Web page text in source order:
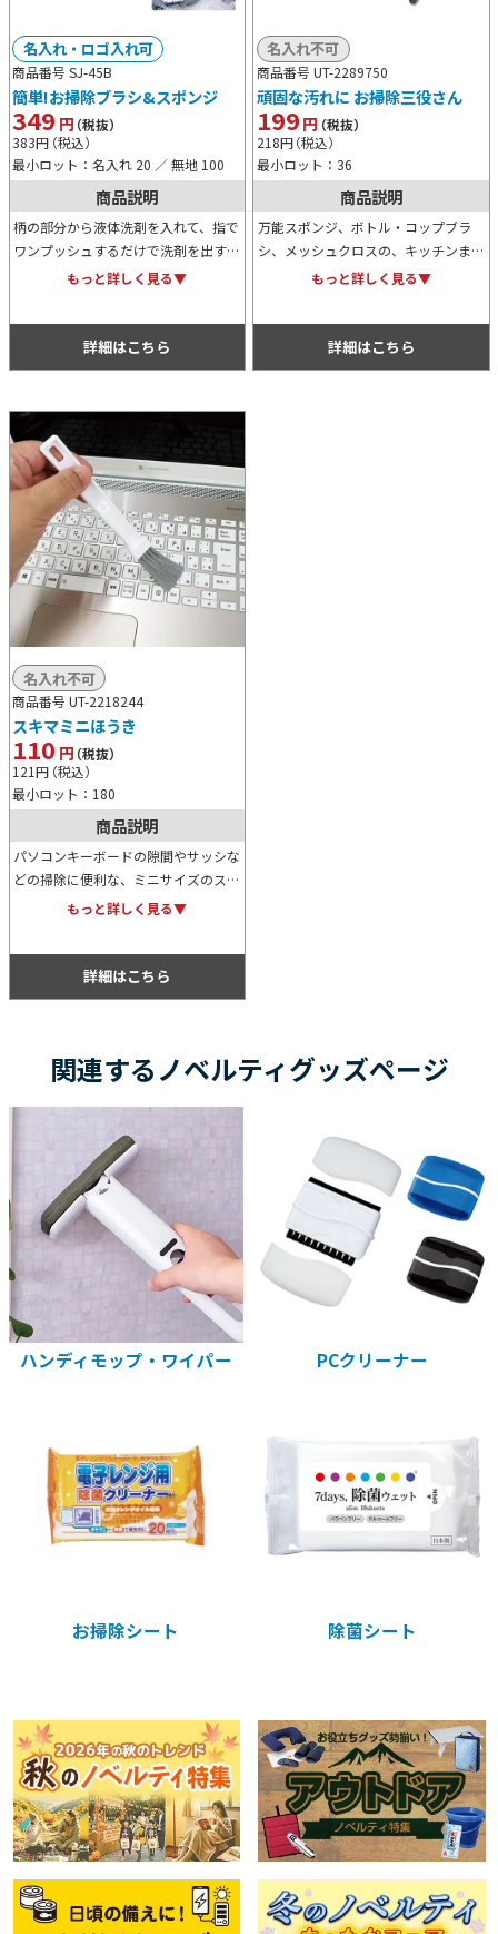
商品番号 SJ-45B
簡単!お掃除ブラシ&スポンジ
349 円（税抜）
383円（税込）
最小ロット：名入れ 20 ／ 無地 100
名入れ・ロゴ入れ可
商品説明
柄の部分から液体洗剤を入れて、指で
ワンプッシュするだけで洗剤を出すこ
とができるため、非常に便利なブラシ
ころの掃除にとっても便利です。
もっと詳しく見る▼
詳細はこちら
商品番号 UT-2289750
頑固な汚れに お掃除三役さん
199円（税抜）
218円（税込）
最小ロット：36
名入れ不可
商品説明
万能スポンジ、ボトル・コップブラ
シ、メッシュクロスの、キッチンまわ
りのお掃除には欠かすことのできな
箱入りのため、ノベルティや特典用に
もっと詳しく見る▼
詳細はこちら
商品番号 UT-2218244
スキマミニほうき
110 円（税抜）
121円（税込）
最小ロット：180
名入れ不可
商品説明
パソコンキーボードの隙間やサッシな
どの掃除に便利な、ミニサイズのスキ
マほうきです。しなやかな長めのブラ
もっと詳しく見る▼
詳細はこちら
関連するノベルティグッズページ
ハンディモップ・ワイパー PCクリーナー
お掃除シート 除菌シート